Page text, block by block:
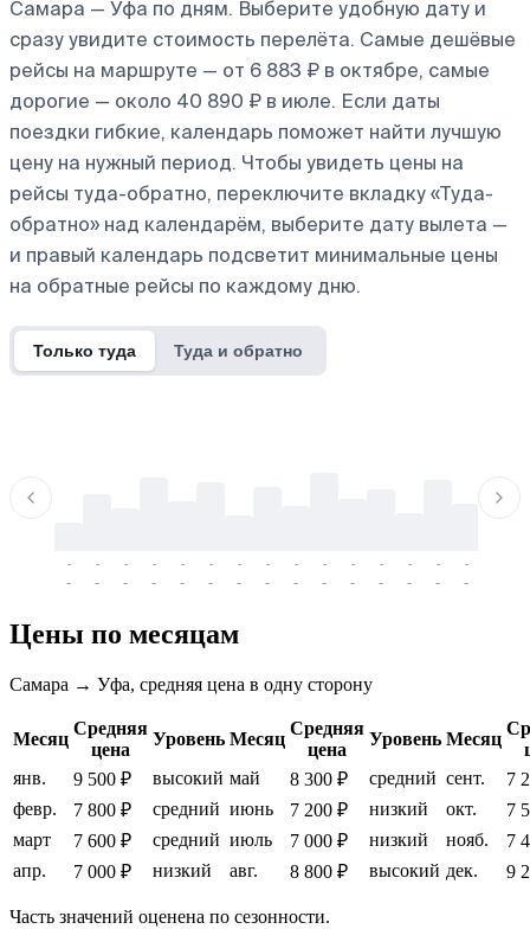
Самара — Уфа по дням. Выберите удобную дату и
сразу увидите стоимость перелёта. Самые дешёвые
рейсы на маршруте — от 6 883 ₽ в октябре, самые
дорогие — около 40 890 ₽ в июле. Если даты
поездки гибкие, календарь поможет найти лучшую
цену на нужный период. Чтобы увидеть цены на
рейсы туда-обратно, переключите вкладку «Туда-
обратно» над календарём, выберите дату вылета —
и правый календарь подсветит минимальные цены
на обратные рейсы по каждому дню.
Только туда Туда и обратно
-
-
-
-
-
-
-
-
-
-
-
-
-
-
-
-
-
-
-
-
-
-
-
-
-
-
-
-
-
-
Цены по месяцам
Самара → Уфа, средняя цена в одну сторону
Месяц
Средняя
цена
Уровень Месяц
Средняя
цена
Уровень Месяц
янв.
9 500 ₽ высокий май 8 300 ₽ средний сент.
7
февр.
7 800 ₽ средний июнь 7 200 ₽ низкий окт.
7
март
7 600 ₽ средний июль 7 000 ₽ низкий нояб.
7
апр.
7 000 ₽ низкий авг. 8 800 ₽ высокий дек. 9
Часть значений оценена по сезонности.